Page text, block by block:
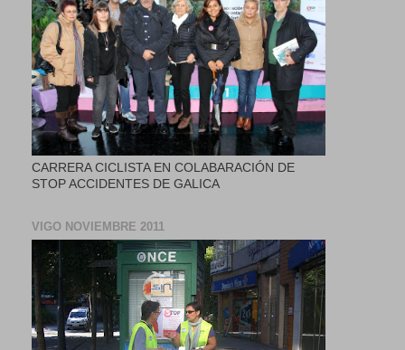
CARRERA CICLISTA EN COLABARACIÓN DE
STOP ACCIDENTES DE GALICA
VIGO NOVIEMBRE 2011